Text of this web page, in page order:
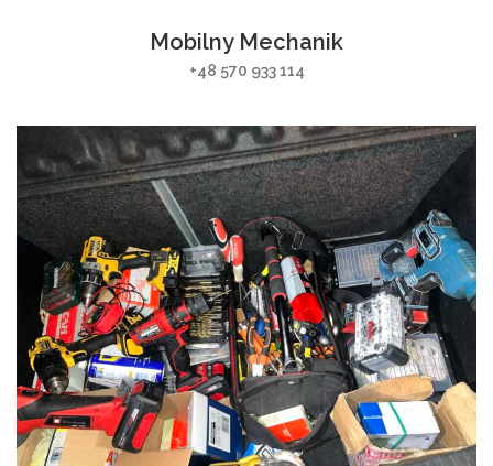
Mobilny Mechanik
+48 570 933 114